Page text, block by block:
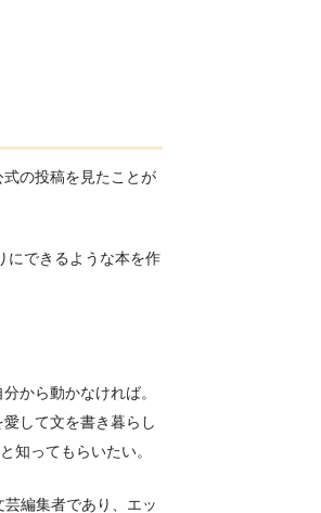
の投稿を見たことが
にできるような本を作
から動かなければ。
して文を書き暮らし
知ってもらいたい。
編集者であり、エッ